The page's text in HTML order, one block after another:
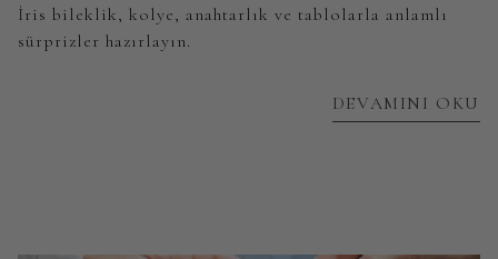
İris bileklik, kolye, anahtarlık ve tablolarla anlamlı
sürprizler hazırlayın.
DEVAMINI OKU